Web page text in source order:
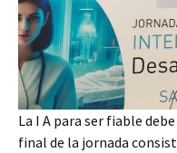
La I A para ser fiable
final de la jornada